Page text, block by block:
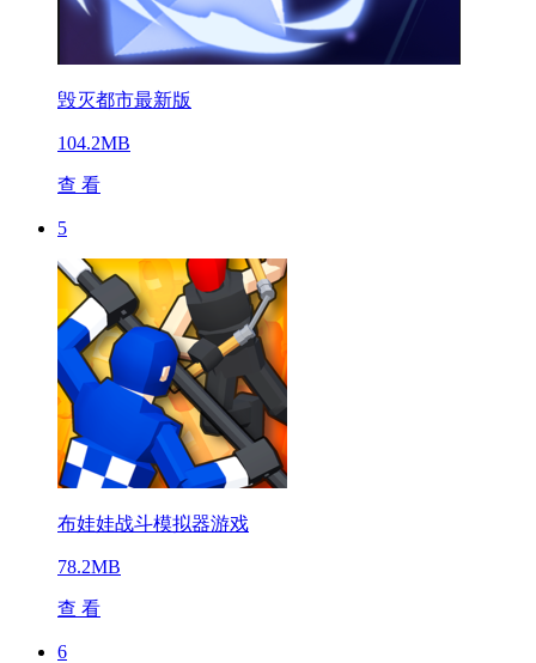
毁灭都市最新版
104.2MB
查 看
5
布娃娃战斗模拟器游戏
78.2MB
查 看
6